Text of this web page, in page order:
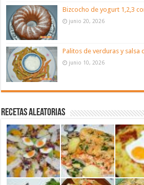
Bizcocho de yogurt 1,2,3
junio 20, 2026
Palitos de verduras y salsa
junio 10, 2026
Recetas aleatorias